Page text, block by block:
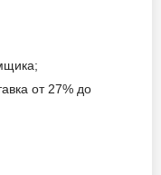
от 27% до